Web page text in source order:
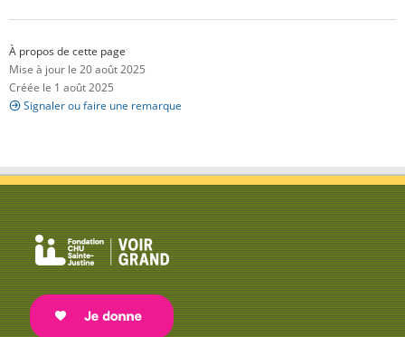
À propos de cette page
Mise à jour le 20 août 2025
Créée le 1 août 2025
Signaler ou faire une remarque